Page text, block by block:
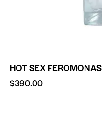
HOT SEX FEROMONAS
$390.00